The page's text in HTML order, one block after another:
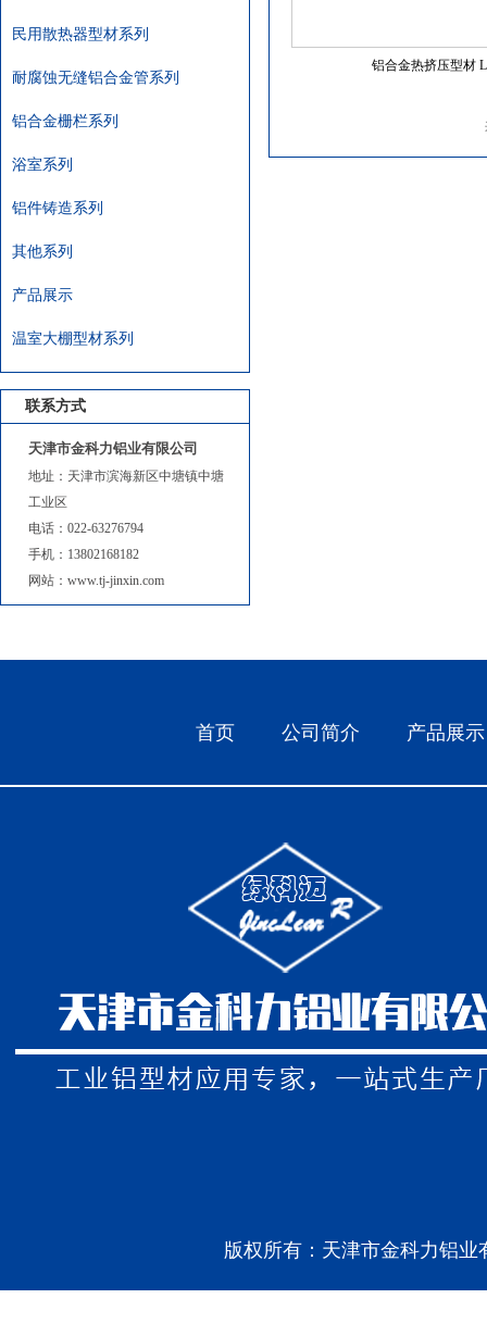
民用散热器型材系列
耐腐蚀无缝铝合金管系列
铝合金栅栏系列
浴室系列
铝件铸造系列
其他系列
产品展示
温室大棚型材系列
联系方式
天津市金科力铝业有限公司
地址：天津市滨海新区中塘镇中塘
工业区
电话：022-63276794
手机：13802168182
网站：www.tj-jinxin.com
铝合金热挤压型材
首页 公司简介 产品展示
版权所有：天津市金科力铝